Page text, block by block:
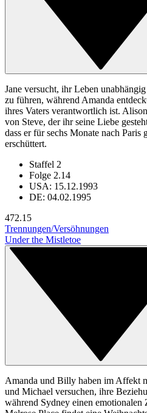
Jane versucht, ihr Leben
zu führen, während Amanda
ihres Vaters verantwortlich ist.
von Steve, der ihr seine Liebe
dass er für sechs Monate nach
erschüttert.
Staffel 2
Folge 2.14
USA: 15.12.1993
DE: 04.02.1995
472.15
Trennungen/Versöhnungen
Under the Mistletoe
Amanda und Billy haben im Affekt
und Michael versuchen, ihre
während Sydney einen emotionalen